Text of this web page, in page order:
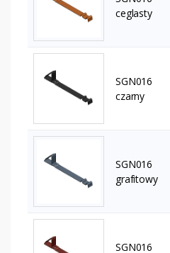
ceglasty
SGN016
czarny
SGN016
grafitowy
SGN016